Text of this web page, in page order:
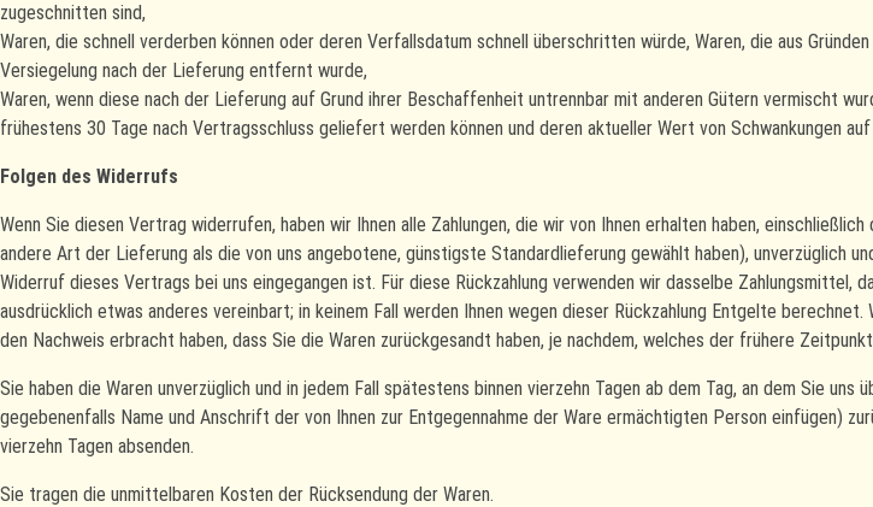
zugeschnitten sind,
Waren, die schnell verderben können oder deren Verfallsdatum schnell überschritten würde, Waren, die aus
Versiegelung nach der Lieferung entfernt wurde,
Waren, wenn diese nach der Lieferung auf Grund ihrer Beschaffenheit untrennbar mit anderen Gütern vermischt
frühestens 30 Tage nach Vertragsschluss geliefert werden können und deren aktueller Wert von Schwankungen
Folgen des Widerrufs
Wenn Sie diesen Vertrag widerrufen, haben wir Ihnen alle Zahlungen, die wir von Ihnen erhalten haben,
andere Art der Lieferung als die von uns angebotene, günstigste Standardlieferung gewählt haben), unverzüglich
Widerruf dieses Vertrags bei uns eingegangen ist. Für diese Rückzahlung verwenden wir dasselbe Zahlungsmittel,
ausdrücklich etwas anderes vereinbart; in keinem Fall werden Ihnen wegen dieser Rückzahlung Entgelte
den Nachweis erbracht haben, dass Sie die Waren zurückgesandt haben, je nachdem, welches der frühere
Sie haben die Waren unverzüglich und in jedem Fall spätestens binnen vierzehn Tagen ab dem Tag, an dem Sie
gegebenenfalls Name und Anschrift der von Ihnen zur Entgegennahme der Ware ermächtigten Person einfügen)
vierzehn Tagen absenden.
Sie tragen die unmittelbaren Kosten der Rücksendung der Waren.